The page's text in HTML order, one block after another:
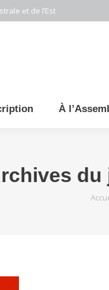
et de l’Est
À
du